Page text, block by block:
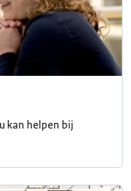
kan helpen bij